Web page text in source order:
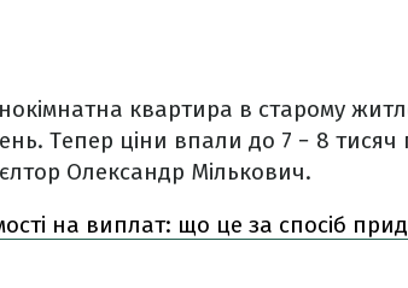
квартира в старому
Тепер ціни впали до 7 − 8 тисяч
Олександр Мількович.
на виплат: що це за спосіб